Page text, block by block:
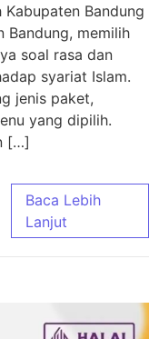
Bandung
Bandung, memilih
soal rasa dan
syariat Islam.
jenis paket,
yang dipilih.
[…]
Bandung
Baca Lebih
Lanjut